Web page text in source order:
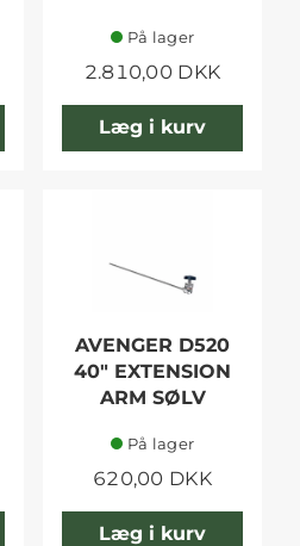
På lager
2.810,00 DKK
Læg i kurv
AVENGER D520
40" EXTENSION
ARM SØLV
På lager
620,00 DKK
Læg i kurv